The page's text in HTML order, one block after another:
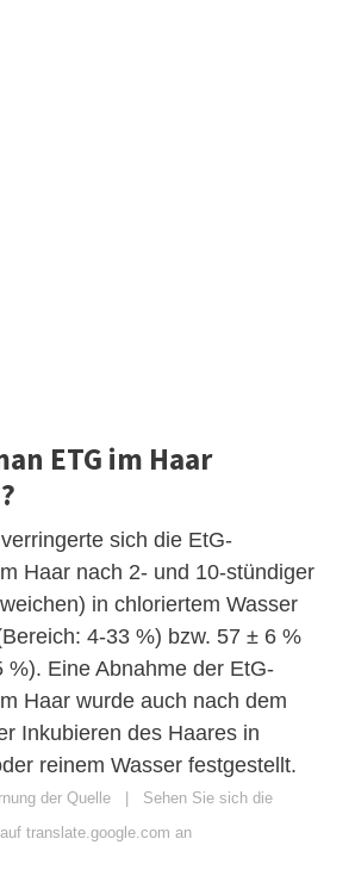
ETG im Haar
sich die EtG-
Haar nach 2- und 10-stündiger
in chloriertem Wasser
4-33 %) bzw. 57 ± 6 %
%). Eine Abnahme der EtG-
Haar wurde auch nach dem
Inkubieren des Haares in
reinem Wasser festgestellt.
der Quelle | Sehen Sie sich die
translate.google.com an